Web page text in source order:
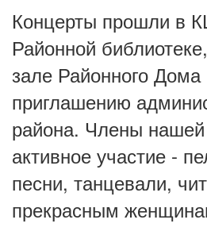
Концерты прошли в
Районной
зале Районного
приглашению
района. Члены
активное участие -
песни, танцевали,
прекрасным